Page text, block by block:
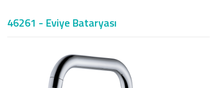
46261 - Eviye Bataryası